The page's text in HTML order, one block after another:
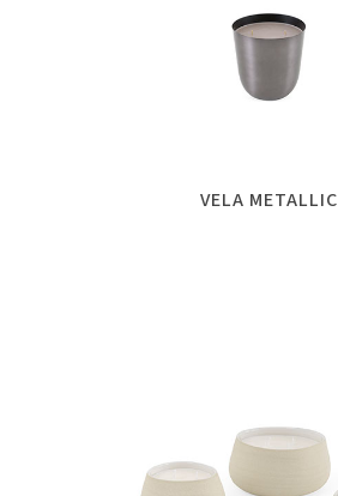
VELA METALLIC